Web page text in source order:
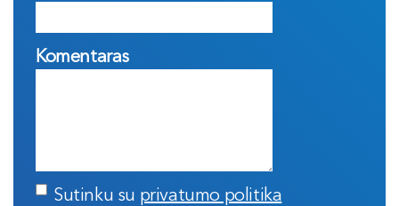
Komentaras
Sutinku su privatumo politika